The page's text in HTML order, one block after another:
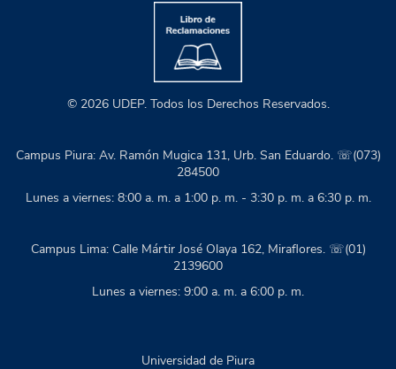
© 2026 UDEP. Todos los Derechos Reservados.
Campus Piura: Av. Ramón Mugica 131, Urb. San Eduardo. ☏(073)
284500
Lunes a viernes: 8:00 a. m. a 1:00 p. m. - 3:30 p. m. a 6:30 p. m.
Campus Lima: Calle Mártir José Olaya 162, Miraflores. ☏(01)
2139600
Lunes a viernes: 9:00 a. m. a 6:00 p. m.
Universidad de Piura